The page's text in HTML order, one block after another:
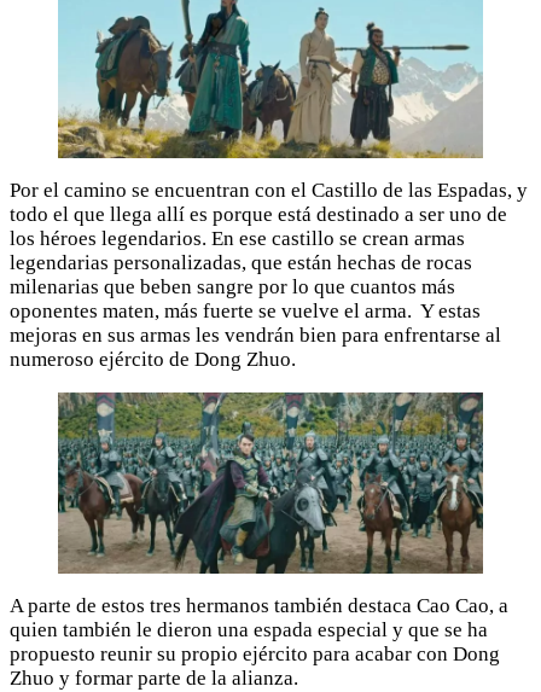
Por el camino se encuentran con el Castillo de las Espadas, y
todo el que llega allí es porque está destinado a ser uno de
los héroes legendarios. En ese castillo se crean armas
legendarias personalizadas, que están hechas de rocas
milenarias que beben sangre por lo que cuantos más
oponentes maten, más fuerte se vuelve el arma. Y estas
mejoras en sus armas les vendrán bien para enfrentarse al
numeroso ejército de Dong Zhuo.
A parte de estos tres hermanos también destaca Cao Cao, a
quien también le dieron una espada especial y que se ha
propuesto reunir su propio ejército para acabar con Dong
Zhuo y formar parte de la alianza.